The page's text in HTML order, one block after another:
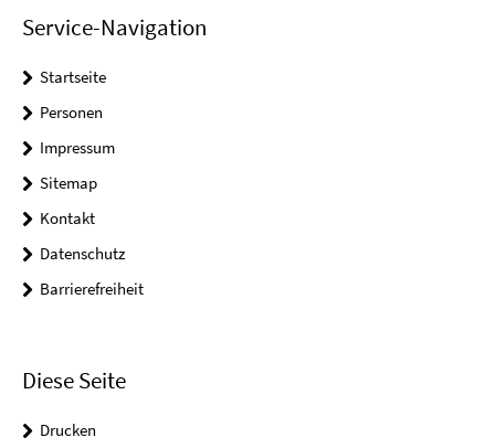
Service-Navigation
Startseite
Personen
Impressum
Sitemap
Kontakt
Datenschutz
Barrierefreiheit
Diese Seite
Drucken